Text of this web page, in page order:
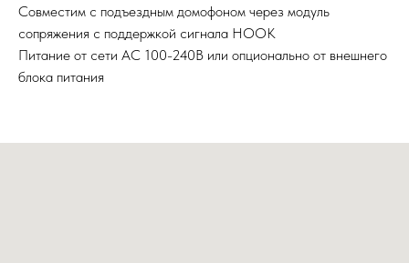
Совместим с подъездным домофоном через модуль
сопряжения с поддержкой сигнала HOOK
Питание от сети AC 100-240В или опционально от внешнего
блока питания